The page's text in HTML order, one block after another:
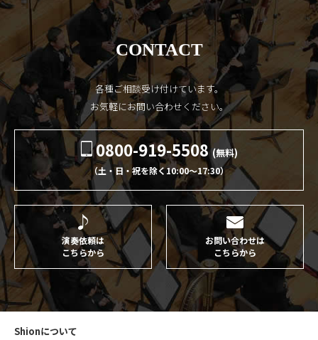
CONTACT
各種ご相談受け付けています。
お気軽にお問い合わせください。
0800-919-5508 (無料)
（土・日・祝を除く10:00〜17:30）
演奏依頼は
こちらから
お問い合わせは
こちらから
Shionについて